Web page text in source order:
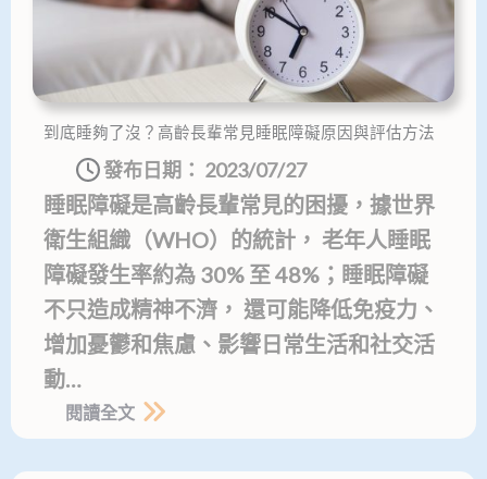
到底睡夠了沒？高齡長輩常見睡眠障礙原因與評估方法
發布日期： 2023/07/27
睡眠障礙是高齡長輩常見的困擾，據世界
衛生組織（WHO）的統計， 老年人睡眠
障礙發生率約為 30% 至 48%；睡眠障礙
不只造成精神不濟， 還可能降低免疫力、
增加憂鬱和焦慮、影響日常生活和社交活
動…
閱讀全文